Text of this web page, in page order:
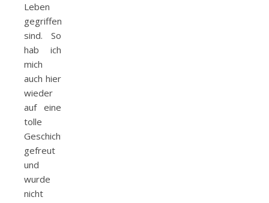
Leben
gegriffen
sind. So
hab ich
mich
auch hier
wieder
auf eine
tolle
Geschichte
gefreut
und
wurde
nicht